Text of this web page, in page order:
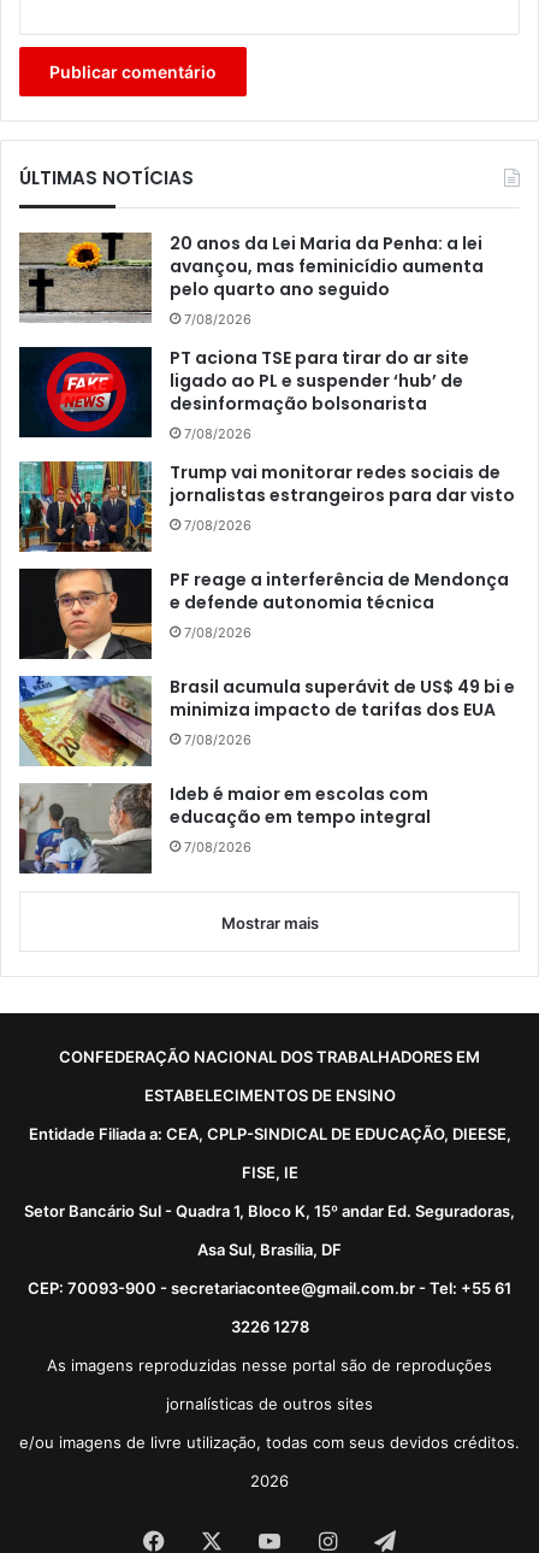
ÚLTIMAS NOTÍCIAS
20 anos da Lei Maria da Penha: a lei
avançou, mas feminicídio aumenta
pelo quarto ano seguido
7/08/2026
PT aciona TSE para tirar do ar site
ligado ao PL e suspender ‘hub’ de
desinformação bolsonarista
7/08/2026
Trump vai monitorar redes sociais de
jornalistas estrangeiros para dar visto
7/08/2026
PF reage a interferência de Mendonça
e defende autonomia técnica
7/08/2026
Brasil acumula superávit de US$ 49 bi e
minimiza impacto de tarifas dos EUA
7/08/2026
Ideb é maior em escolas com
educação em tempo integral
7/08/2026
Mostrar mais
CONFEDERAÇÃO NACIONAL DOS TRABALHADORES EM
ESTABELECIMENTOS DE ENSINO
Entidade Filiada a: CEA, CPLP-SINDICAL DE EDUCAÇÃO, DIEESE,
FISE, IE
Setor Bancário Sul - Quadra 1, Bloco K, 15º andar Ed. Seguradoras,
Asa Sul, Brasília, DF
CEP: 70093-900 - secretariacontee@gmail.com.br - Tel: +55 61
3226 1278
As imagens reproduzidas nesse portal são de reproduções
jornalísticas de outros sites
e/ou imagens de livre utilização, todas com seus devidos créditos.
2026
Facebook YouTubeInstagram